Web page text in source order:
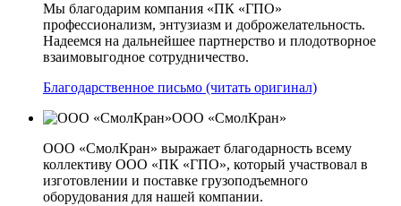
Мы благодарим компания «ПК «ГПО»
профессионализм, энтузиазм и доброжелательность.
Надеемся на дальнейшее партнерство и плодотворное
взаимовыгодное сотрудничество.
Благодарственное письмо (читать оригинал)
ООО «СмолКран»
ООО «СмолКран» выражает благодарность всему
коллективу ООО «ПК «ГПО», который участвовал в
изготовлении и поставке грузоподъемного
оборудования для нашей компании.